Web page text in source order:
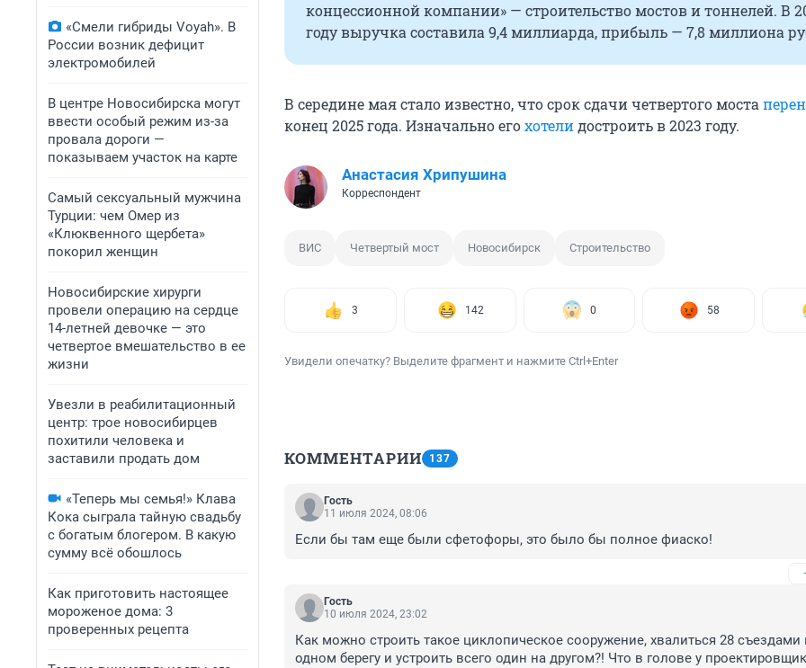
«Смели гибриды Voyah». В
России возник дефицит
электромобилей
В центре Новосибирска могут
ввести особый режим из-за
провала дороги —
показываем участок на карте
Самый сексуальный мужчина
Турции: чем Омер из
«Клюквенного щербета»
покорил женщин
Новосибирские хирурги
провели операцию на сердце
14-летней девочке — это
четвертое вмешательство в ее
жизни
Увезли в реабилитационный
центр: трое новосибирцев
похитили человека и
заставили продать дом
«Теперь мы семья!» Клава
Кока сыграла тайную свадьбу
с богатым блогером. В какую
сумму всё обошлось
Как приготовить настоящее
мороженое дома: 3
проверенных рецепта
концессионной компании» — строительство мостов и тоннелей. В
году выручка составила 9,4 миллиарда, прибыль — 7,8 миллиона
В середине мая стало известно, что срок сдачи четвертого моста
конец 2025 года. Изначально егохотелидостроить в 2023 году.
Анастасия Хрипушина
Корреспондент
ВИС Четвертый мост Новосибирск Строительство
3 142 0 58
Увидели опечатку? Выделите фрагмент и нажмите Ctrl+Enter
КОММЕНТАРИИ 137
Гость
11 июля 2024, 08:06
Если бы там еще были сфетофоры, это было бы полное фиаско!
Гость
10 июля 2024, 23:02
Как можно строить такое циклопическое сооружение, хвалиться 28 съездами
одном берегу и устроить всего один на другом?! Что в голове у